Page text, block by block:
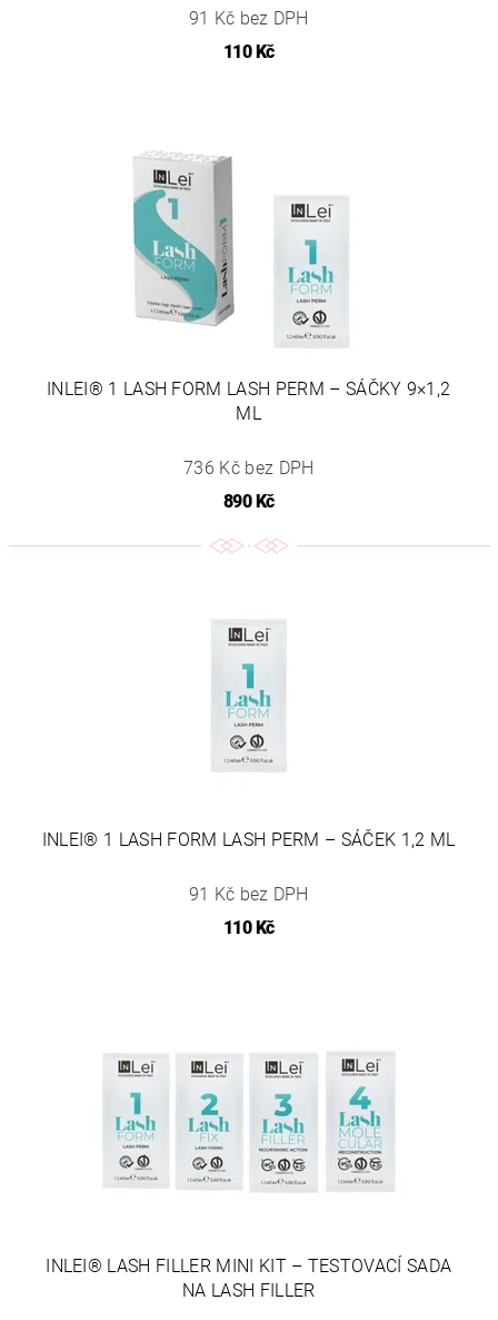
91 Kč bez DPH
110 Kč
INLEI® 1 LASH FORM LASH PERM – SÁČKY 9×1,2
ML
736 Kč bez DPH
890 Kč
INLEI® 1 LASH FORM LASH PERM – SÁČEK 1,2 ML
91 Kč bez DPH
110 Kč
INLEI® LASH FILLER MINI KIT – TESTOVACÍ SADA
NA LASH FILLER